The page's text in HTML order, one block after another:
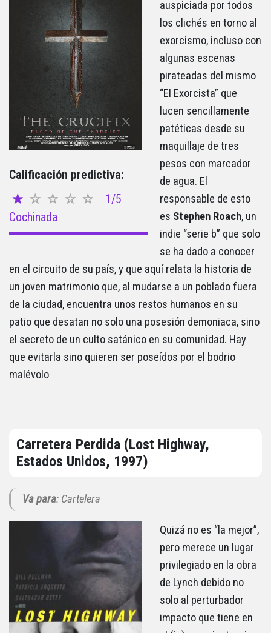
Calificación predictiva:
1/5
Cochinada
auspiciada por todos
los clichés en torno al
exorcismo, incluso con
algunas escenas
pirateadas del mismo
“El Exorcista” que
lucen sencillamente
patéticas desde su
maquillaje de tres
pesos con marcador
de agua. El
responsable de esto
es Stephen Roach, un
indie “serie b” que solo
se ha dado a conocer
en el circuito de su país, y que aquí relata la historia de
un joven matrimonio que, al mudarse a un poblado fuera
de la ciudad, encuentra unos restos humanos en su
patio que desatan no solo una posesión demoniaca, sino
el secreto de un culto satánico en su comunidad. Hay
que evitarla sino quieren ser poseídos por el bodrio
malévolo
Carretera Perdida (Lost Highway,
Estados Unidos, 1997)
Va para: Cartelera
Quizá no es “la mejor”,
pero merece un lugar
privilegiado en la obra
de Lynch debido no
solo al perturbador
impacto que tiene en